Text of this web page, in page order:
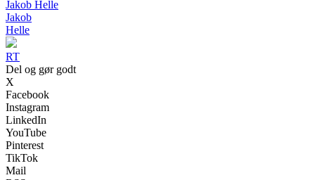
Jakob Helle
Jakob
Helle
RT
Del og gør godt
X
Facebook
Instagram
LinkedIn
YouTube
Pinterest
TikTok
Mail